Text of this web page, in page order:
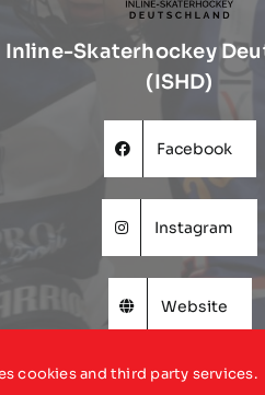
Inline-Skaterhockey
(ISHD)
Facebook
Instagram
Website
cookies and third party services.